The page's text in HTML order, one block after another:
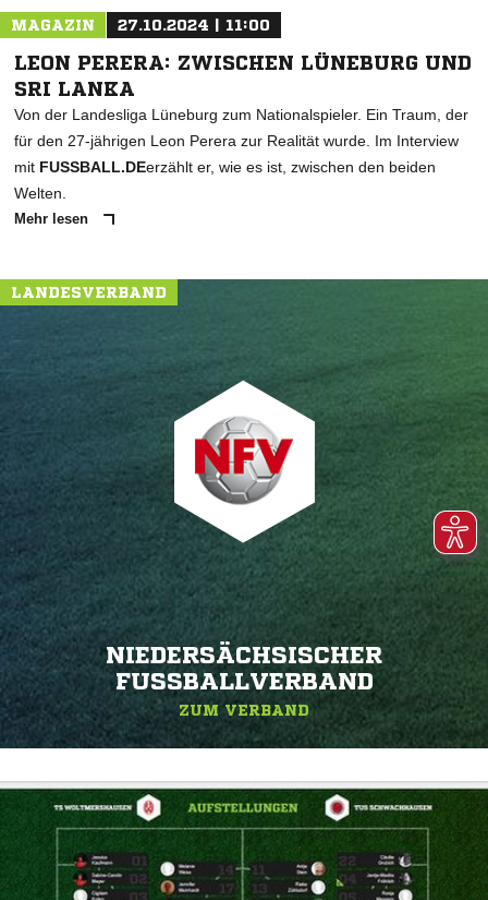
MAGAZIN 27.10.2024 | 11:00
LEON PERERA: ZWISCHEN LÜNEBURG UND
SRI LANKA
Von der Landesliga Lüneburg zum Nationalspieler. Ein Traum, der
für den 27-jährigen Leon Perera zur Realität wurde. Im Interview
mit FUSSBALL.DEerzählt er, wie es ist, zwischen den beiden
Welten.
Mehr lesen
LANDESVERBAND
NIEDERSÄCHSISCHER
FUSSBALLVERBAND
ZUM VERBAND